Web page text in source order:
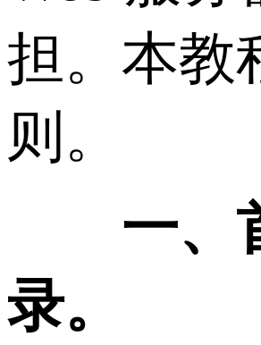
担。本教
则。
一、
录。